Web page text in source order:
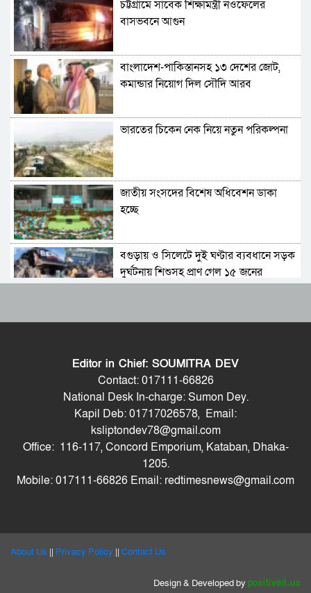
চট্টগ্রামে সাবেক শিক্ষামন্ত্রী নওফেলের
বাসভবনে আগুন
বাংলাদেশ-পাকিস্তানসহ ১৩ দেশের জোট,
কমান্ডার নিয়োগ দিল সৌদি আরব
ভারতের চিকেন নেক নিয়ে নতুন পরিকল্পনা
জাতীয় সংসদের বিশেষ অধিবেশন ডাকা
হচ্ছে
বগুড়ায় ও সিলেটে দুই ঘণ্টার ব্যবধানে সড়ক
দুর্ঘটনায় শিশুসহ প্রাণ গেল ১৫ জনের
শুভেন্দুর কৌশলে বদলে যাচ্ছে পশ্চিমবঙ্গের
বাংলাদেশের সঙ্গে ফারাক্কা চুক্তি নবায়ন না
করার দাবি ভারতীয় এমপির
মোদিকে নেতানিয়াহুর ফোন; ইসরায়েলের
সঙ্গে ঘনিষ্ট সম্পর্ক গড়তে চায় ভারত
সংগ্রহে বিদেশি গণমাধ্যমের ওপর বিধিনিষেধ
Editor in Chief: SOUMITRA DEV
Contact: 017111-66826
National Desk In-charge: Sumon Dey.
Kapil Deb: 01717026578, Email:
ksliptondev78@gmail.com
Office: 116-117, Concord Emporium, Kataban, Dhaka-
1205.
Mobile: 017111-66826 Email: redtimesnews@gmail.com
About Us || Privacy Policy || Contact Us
Design & Developed by positiveit.us